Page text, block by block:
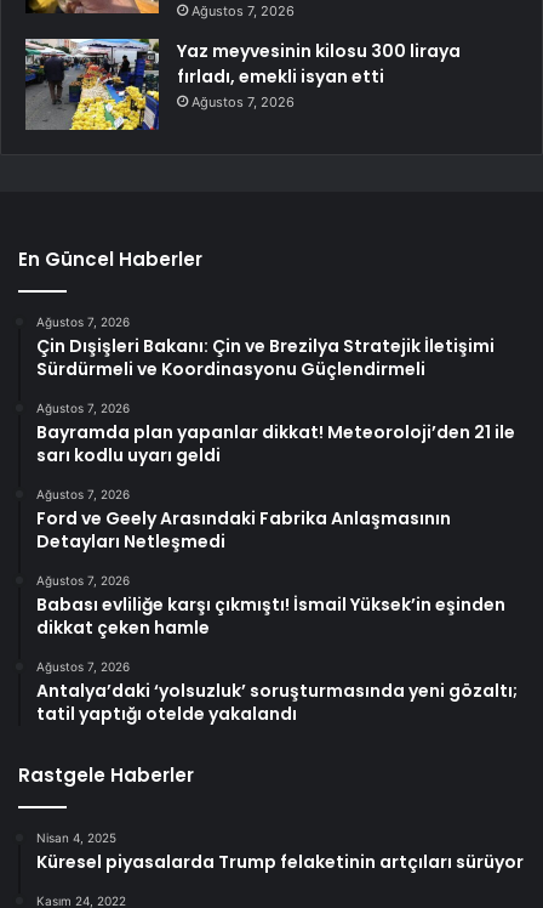
Ağustos 7, 2026
Yaz meyvesinin kilosu 300 liraya
fırladı, emekli isyan etti
Ağustos 7, 2026
En Güncel Haberler
Ağustos 7, 2026
Çin Dışişleri Bakanı: Çin ve Brezilya Stratejik İletişimi
Sürdürmeli ve Koordinasyonu Güçlendirmeli
Ağustos 7, 2026
Bayramda plan yapanlar dikkat! Meteoroloji’den 21 ile
sarı kodlu uyarı geldi
Ağustos 7, 2026
Ford ve Geely Arasındaki Fabrika Anlaşmasının
Detayları Netleşmedi
Ağustos 7, 2026
Babası evliliğe karşı çıkmıştı! İsmail Yüksek’in eşinden
dikkat çeken hamle
Ağustos 7, 2026
Antalya’daki ‘yolsuzluk’ soruşturmasında yeni gözaltı;
tatil yaptığı otelde yakalandı
Rastgele Haberler
Nisan 4, 2025
Küresel piyasalarda Trump felaketinin artçıları sürüyor
Kasım 24, 2022